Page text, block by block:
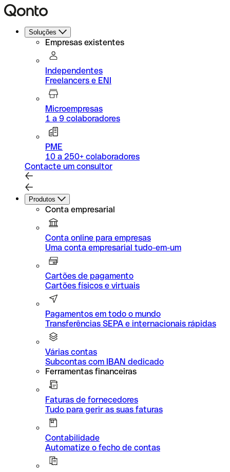
Soluções
Empresas existentes
Independentes
Freelancers e ENI
Microempresas
1 a 9 colaboradores
PME
10 a 250+ colaboradores
Contacte um consultor
Produtos
Conta empresarial
Conta online para empresas
Uma conta empresarial tudo-em-um
Cartões de pagamento
Cartões físicos e virtuais
Pagamentos em todo o mundo
Transferências SEPA e internacionais rápidas
Várias contas
Subcontas com IBAN dedicado
Ferramentas financeiras
Faturas de fornecedores
Tudo para gerir as suas faturas
Contabilidade
Automatize o fecho de contas